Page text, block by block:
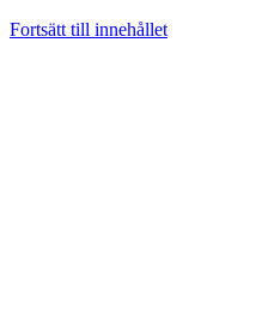
Fortsätt till innehållet